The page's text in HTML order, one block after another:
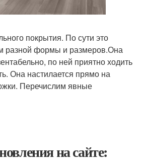
покрытия. По сути это
разной формы и размеров.Она
по ней приятно ходить
Она настилается прямо на
Перечислим явные
на сайте: